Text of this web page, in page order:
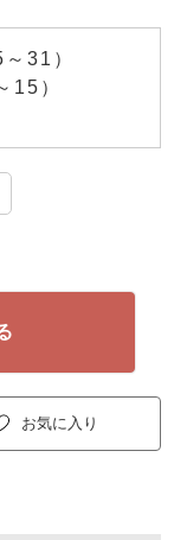
31）
15）
お気に入り